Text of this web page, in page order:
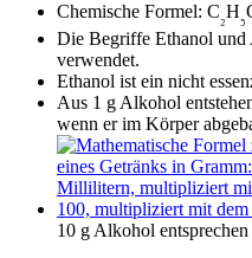
Chemische Formel: C₂H₅
Die Begriffe Ethanol
verwendet.
Ethanol ist ein nicht
Aus 1 g Alkohol
wenn er im Körper
10 g Alkohol